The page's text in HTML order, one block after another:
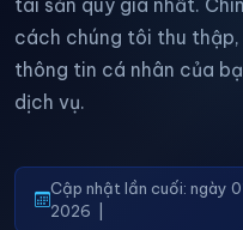
cách chúng tôi thu
thông tin cá nhân của
dịch vụ.
Cập nhật lần cuối: ngày
2026 |